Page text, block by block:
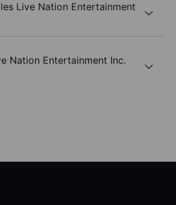
Live Nation Entertainment
Nation Entertainment Inc.